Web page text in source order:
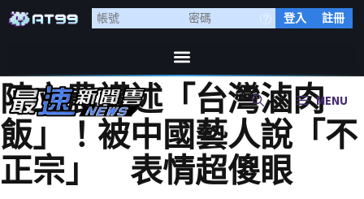
登入 註冊
MENU
陳立農講述「台灣滷肉
飯」！被中國藝人說「不
正宗」 表情超傻眼